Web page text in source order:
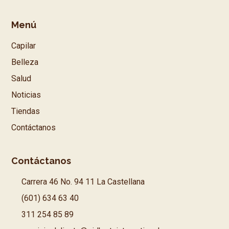
Menú
Capilar
Belleza
Salud
Noticias
Tiendas
Contáctanos
Contáctanos
Carrera 46 No. 94 11 La Castellana
(601) 634 63 40
311 254 85 89